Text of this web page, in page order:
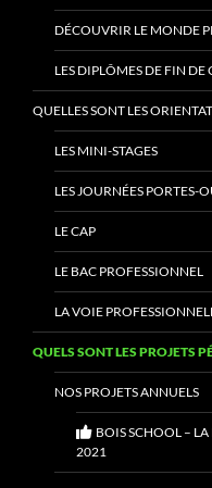
DÉCOUVRIR LE MONDE
LES DIPLÔMES DE FIN DE
QUELLES SONT LES
LES MINI-STAGES
LES JOURNÉES PORTES-
LE CAP
LE BAC PROFESSIONNEL
LA VOIE
QUELS SONT LES PROJETS
NOS PROJETS ANNUELS
BOIS SCHOOL –
2021